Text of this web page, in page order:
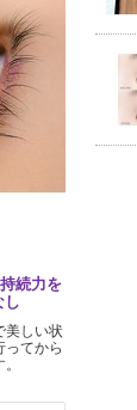
続力を
し
美しい状
ってから